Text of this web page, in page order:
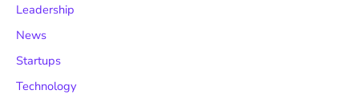
Leadership
News
Startups
Technology